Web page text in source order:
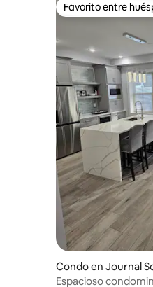
Favorito entre
Favorito entre
Condo en Journal
Espacioso